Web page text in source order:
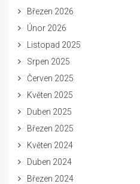
Březen 2026
Únor 2026
Listopad 2025
Srpen 2025
Červen 2025
Květen 2025
Duben 2025
Březen 2025
Květen 2024
Duben 2024
Březen 2024